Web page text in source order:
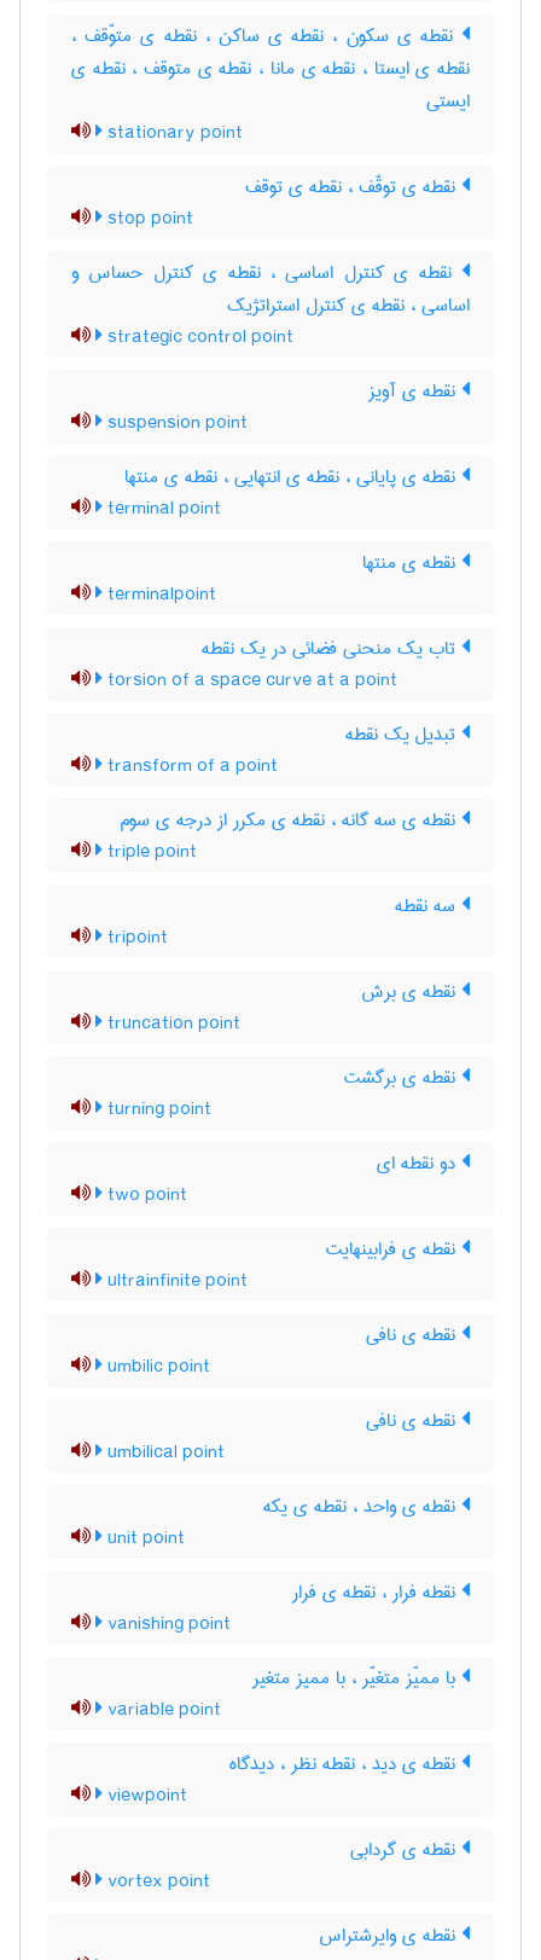
نقطه ی سکون ، نقطه ی ساکن ، نقطه ی متوّقف ،
نقطه ی ایستا ، نقطه ی مانا ، نقطه ی متوقف ، نقطه ی
ایستی
stationary point
نقطه ی توقّف ، نقطه ی توقف
stop point
نقطه ی کنترل اساسی ، نقطه ی کنترل حساس و
اساسی ، نقطه ی کنترل استراتژیک
strategic control point
نقطه ی آویز
suspension point
نقطه ی پایانی ، نقطه ی انتهایی ، نقطه ی منتها
terminal point
نقطه ی منتها
terminalpoint
تاب یک منحنی فضائی در یک نقطه
torsion of a space curve at a point
تبدیل یک نقطه
transform of a point
نقطه ی سه گانه ، نقطه ی مکرر از درجه ی سوم
triple point
سه نقطه
tripoint
نقطه ی برش
truncation point
نقطه ی برگشت
turning point
دو نقطه ای
two point
نقطه ی فرابینهایت
ultrainfinite point
نقطه ی نافی
umbilic point
نقطه ی نافی
umbilical point
نقطه ی واحد ، نقطه ی یکه
unit point
نقطه فرار ، نقطه ی فرار
vanishing point
با ممیّز متغیّر ، با ممیز متغیر
variable point
نقطه ی دید ، نقطه نظر ، دیدگاه
viewpoint
نقطه ی گردابی
vortex point
نقطه ی وایرشتراس